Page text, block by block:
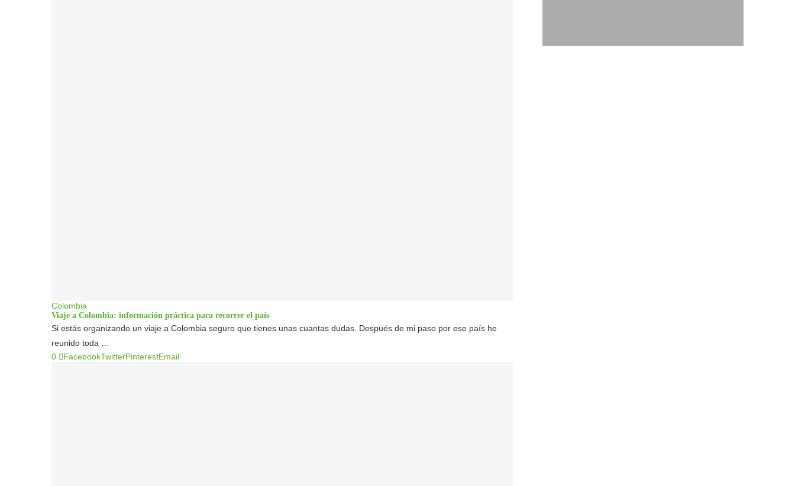
Colombia
Viaje a Colombia: información práctica para recorrer el país
Si estás organizando un viaje a Colombia seguro que tienes unas cuantas dudas. Después de mi paso por ese país he
reunido toda …
0
FacebookTwitterPinterestEmail